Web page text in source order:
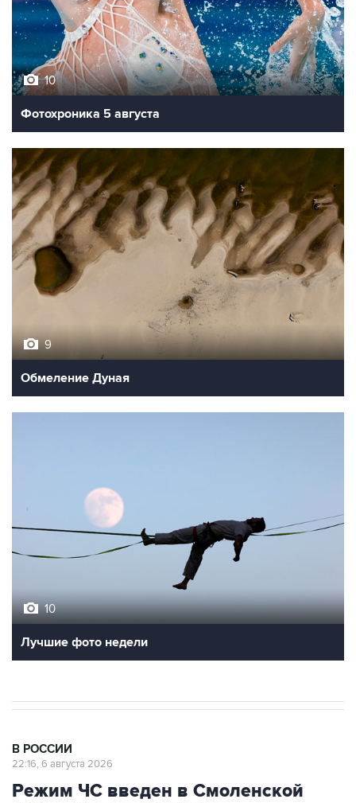
10
Фотохроника 5 августа
Обмеление Дуная
Лучшие фото недели
Режим ЧС введен в Смоленской
области после урагана